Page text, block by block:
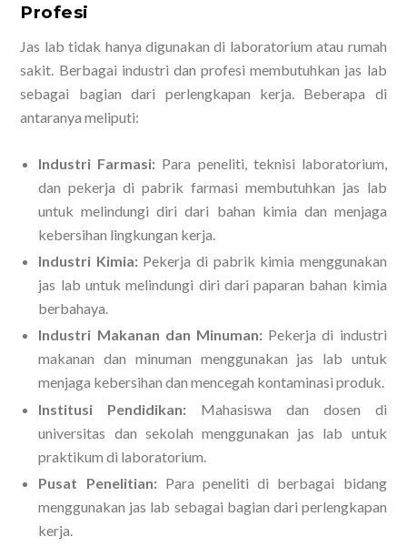
Profesi
Jas lab tidak hanya digunakan di laboratorium atau rumah
sakit. Berbagai industri dan profesi membutuhkan jas lab
sebagai bagian dari perlengkapan kerja. Beberapa di
antaranya meliputi:
Industri Farmasi: Para peneliti, teknisi laboratorium,
dan pekerja di pabrik farmasi membutuhkan jas lab
untuk melindungi diri dari bahan kimia dan menjaga
kebersihan lingkungan kerja.
Industri Kimia:Pekerja di pabrik kimia menggunakan
jas lab untuk melindungi diri dari paparan bahan kimia
berbahaya.
Industri Makanan dan Minuman: Pekerja di industri
makanan dan minuman menggunakan jas lab untuk
menjaga kebersihan dan mencegah kontaminasi produk.
Institusi Pendidikan: Mahasiswa dan dosen di
universitas dan sekolah menggunakan jas lab untuk
praktikum di laboratorium.
Pusat Penelitian:Para peneliti di berbagai bidang
menggunakan jas lab sebagai bagian dari perlengkapan
kerja.